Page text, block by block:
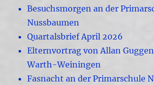
Besuchsmorgen an der
Nussbaumen
Quartalsbrief April 2026
Elternvortrag von Allan
Warth-Weiningen
Fasnacht an der Primarschule